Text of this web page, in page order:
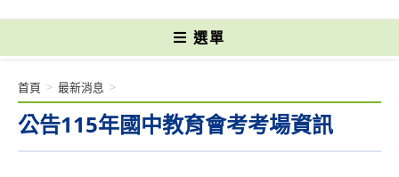
選單
公告115年國中教育會考考場資訊
首頁 > 最新消息 >